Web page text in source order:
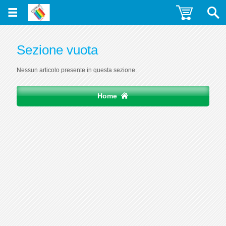
Sezione vuota
Nessun articolo presente in questa sezione.
Home